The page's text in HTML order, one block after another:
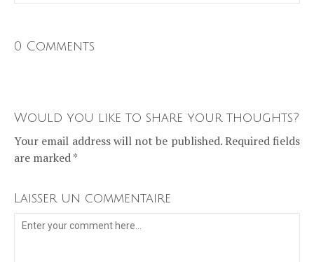
0 Comments
Would you like to share your thoughts?
Your email address will not be published. Required fields
are marked *
Laisser un commentaire